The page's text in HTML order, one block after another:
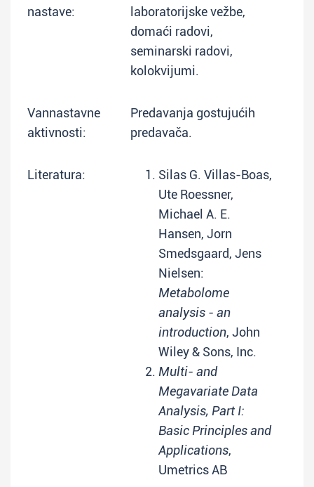
nastave:
laboratorijske vežbe,
domaći radovi,
seminarski radovi,
kolokvijumi.
Vannastavne
aktivnosti:
Predavanja gostujućih
predavača.
Literatura:
Silas G. Villas-Boas,
Ute Roessner,
Michael A. E.
Hansen, Jorn
Smedsgaard, Jens
Nielsen:
Metabolome
analysis - an
introduction, John
Wiley & Sons, Inc.
Multi- and
Megavariate Data
Analysis, Part I:
Basic Principles and
Applications,
Umetrics AB